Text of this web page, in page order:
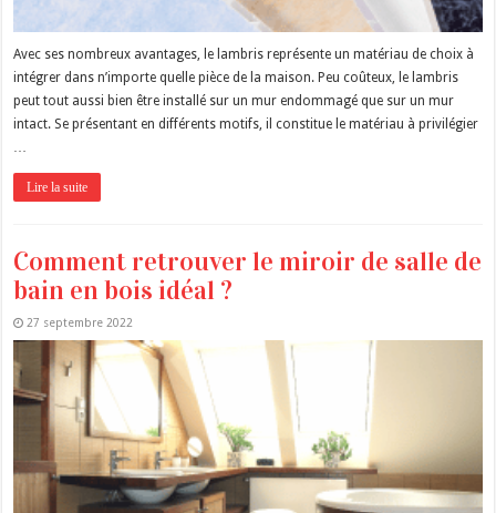
Avec ses nombreux avantages, le lambris représente un matériau de choix à
intégrer dans n’importe quelle pièce de la maison. Peu coûteux, le lambris
peut tout aussi bien être installé sur un mur endommagé que sur un mur
intact. Se présentant en différents motifs, il constitue le matériau à privilégier
Lire la suite
Comment retrouver le miroir de salle de
bain en bois idéal ?
27 septembre 2022